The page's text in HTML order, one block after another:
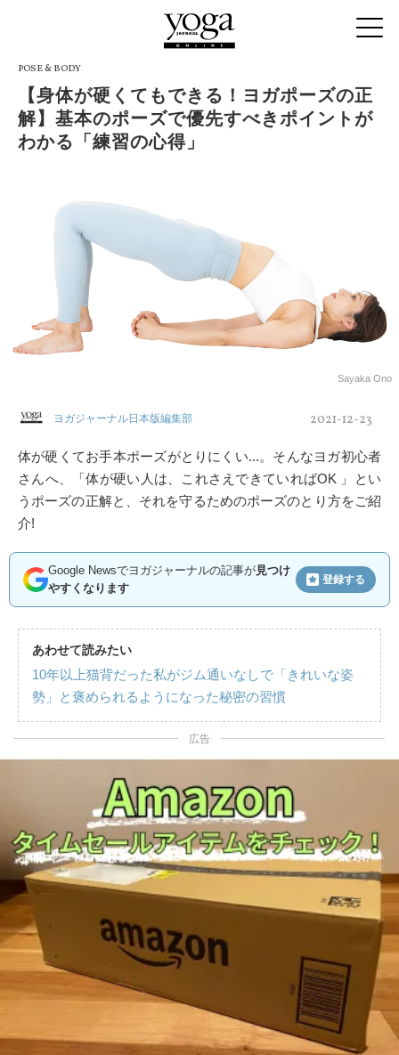
POSE & BODY
【身体が硬くてもできる！ヨガポーズの正
解】基本のポーズで優先すべきポイントが
わかる「練習の心得」
Sayaka Ono
ヨガジャーナル日本版編集部 2021-12-23
体が硬くてお手本ポーズがとりにくい...。そんなヨガ初心者
さんへ、「体が硬い人は、これさえできていればOK 」とい
うポーズの正解と、それを守るためのポーズのとり方をご紹
介!
Google Newsでヨガジャーナルの記事が見つけ
やすくなります
登録する
あわせて読みたい
10年以上猫背だった私がジム通いなしで「きれいな姿
勢」と褒められるようになった秘密の習慣
広告